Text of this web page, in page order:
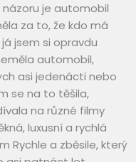
je automobil
za to, že kdo má
jsem si opravdu
automobil,
asi jedenácti nebo
se na to těšila,
na různé filmy
luxusní a rychlá
Rychle a zběsile, který